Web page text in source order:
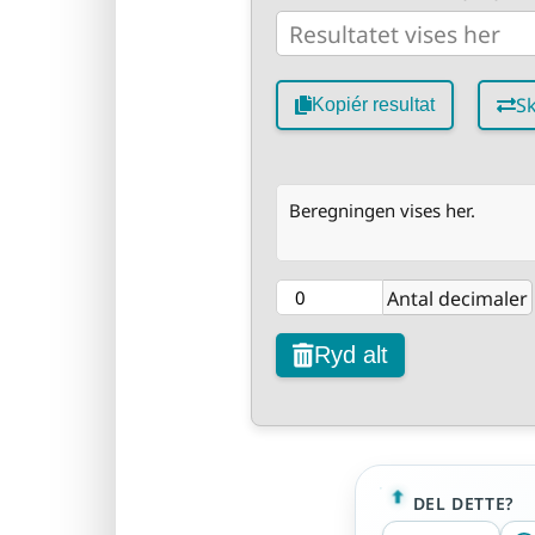
Kopiér resultat
Beregningen vises her.
Antal decimaler
Ryd alt
DEL DETTE?